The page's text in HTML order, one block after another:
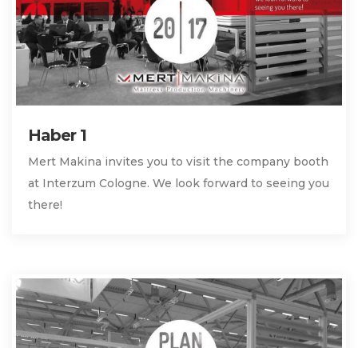
Haber 1
Mert Makina invites you to visit the company booth
at Interzum Cologne. We look forward to seeing you
there!